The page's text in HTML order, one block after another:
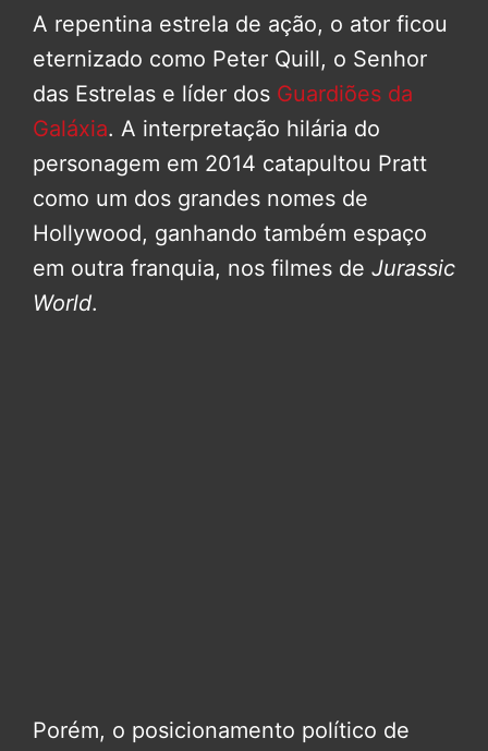
A repentina estrela de ação, o ator ficou
eternizado como Peter Quill, o Senhor
das Estrelas e líder dos Guardiões da
Galáxia. A interpretação hilária do
personagem em 2014 catapultou Pratt
como um dos grandes nomes de
Hollywood, ganhando também espaço
em outra franquia, nos filmes de Jurassic
World.
Porém, o posicionamento político de